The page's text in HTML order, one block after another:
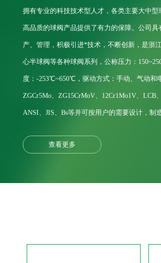
拥有专业的科技技术型人才，各类主要大中
高品质的球阀产品提供了有力的保障。公司
产、管理，积极引进*技术，不断创新，是浙
心半球阀等各种球阀系列，公称压力：
度：-253℃~650℃，驱动方式：手动、气动和
ZGCr5Mo、ZG15CrMoV、12Cr1Mo1V、LCB
ANSI、JIS、Bs等并可按用户的需要设计，
查看更多